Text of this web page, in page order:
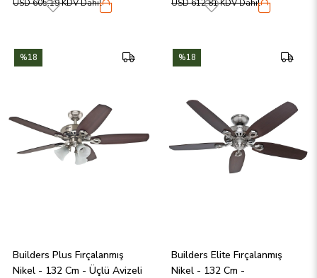
USD 605.19KDV Dahil USD 612.81KDV Dahil
Builders Plus Fırçalanmış
Nikel - 132 Cm - Üçlü Avizeli
%18
Builders Elite Fırçalanmış
Nikel - 132 Cm -
%18